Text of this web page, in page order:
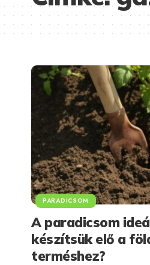
PARADICSOM
A paradicsom
készítsük elő a
terméshez?